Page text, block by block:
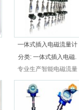
厂家直接供应，比市场便
宜30%以上，超长保质，
无忧售后。
一体式插入电磁流量计
分类: 一体式插入电磁.
专业生产智能电磁流量
量计，还是分体式电磁流
量计，一体式插入，还是
分体式插入电磁流量计，